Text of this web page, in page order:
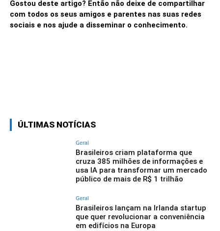
Gostou deste artigo? Então não deixe de compartilhar
com todos os seus amigos e parentes nas suas redes
sociais e nos ajude a disseminar o conhecimento.
ÚLTIMAS NOTÍCIAS
Geral
Brasileiros criam plataforma que
cruza 385 milhões de informações e
usa IA para transformar um mercado
público de mais de R$ 1 trilhão
Geral
Brasileiros lançam na Irlanda startup
que quer revolucionar a conveniência
em edifícios na Europa